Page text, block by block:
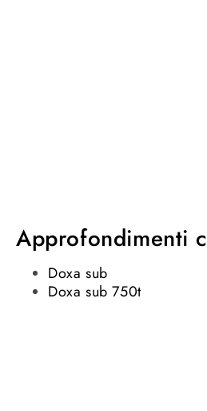
Approfondimenti
Doxa sub
Doxa sub 750t